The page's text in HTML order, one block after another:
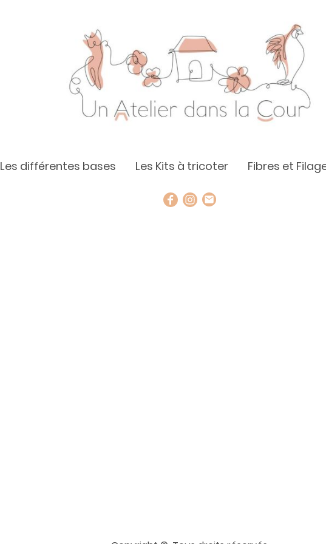
Les différentes bases Les Kits à tricoter Fibres et